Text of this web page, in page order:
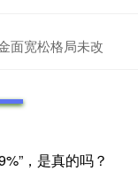
面宽松格局未改
，是真的吗？